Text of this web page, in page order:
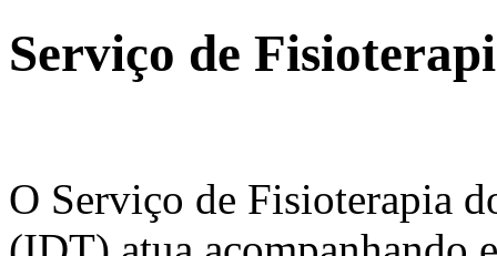
Serviço de
O Serviço de Fisioterapia